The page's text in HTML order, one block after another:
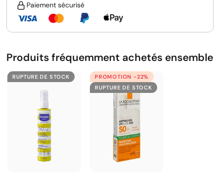
Paiement sécurisé
Produits fréquemment achetés ensemble
RUPTURE DE STOCK
PROMOTION -22%
RUPTURE DE STOCK